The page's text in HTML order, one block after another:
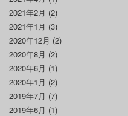
2021年2月 (2)
2021年1月 (3)
2020年12月 (2)
2020年8月 (2)
2020年6月 (1)
2020年1月 (2)
2019年7月 (7)
2019年6月 (1)